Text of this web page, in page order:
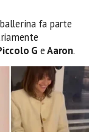
fa parte
G eAaron.